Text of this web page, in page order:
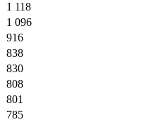
1 118
1 096
916
838
830
808
801
785